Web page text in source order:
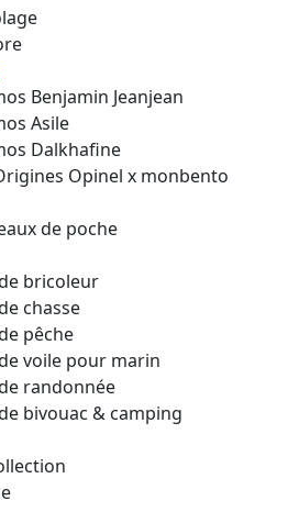
Benjamin Jeanjean
Asile
Dalkhafine
Opinel x monbento
de poche
bricoleur
chasse
pêche
voile pour marin
randonnée
bivouac & camping